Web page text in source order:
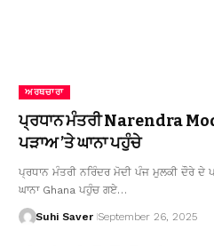
ਅਰਥਚਾਰਾ
ਪ੍ਰਧਾਨ ਮੰਤਰੀ Narendra
ਪੜਾਅ ’ਤੇ ਘਾਨਾ ਪਹੁੰਚੇ
ਪ੍ਰਧਾਨ ਮੰਤਰੀ ਨਰਿੰਦਰ ਮੋਦੀ ਪੰਜ ਮੁਲਕੀ ਦੌਰੇ ਦੇ
ਘਾਨਾ Ghana ਪਹੁੰਚ ਗਏ…
Suhi Saver September 26, 2025